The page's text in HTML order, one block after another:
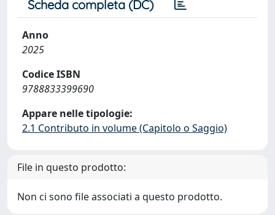
Scheda completa (DC)
Anno
2025
Codice ISBN
9788833399690
Appare nelle tipologie:
2.1 Contributo in volume (Capitolo o Saggio)
File in questo prodotto:
Non ci sono file associati a questo prodotto.